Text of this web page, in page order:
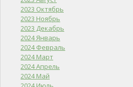
2023 Октябрь
2023 Ноябрь
2023 Декабрь
2024 Январь
2024 Февраль
2024 Март
2024 Апрель
2024 Май